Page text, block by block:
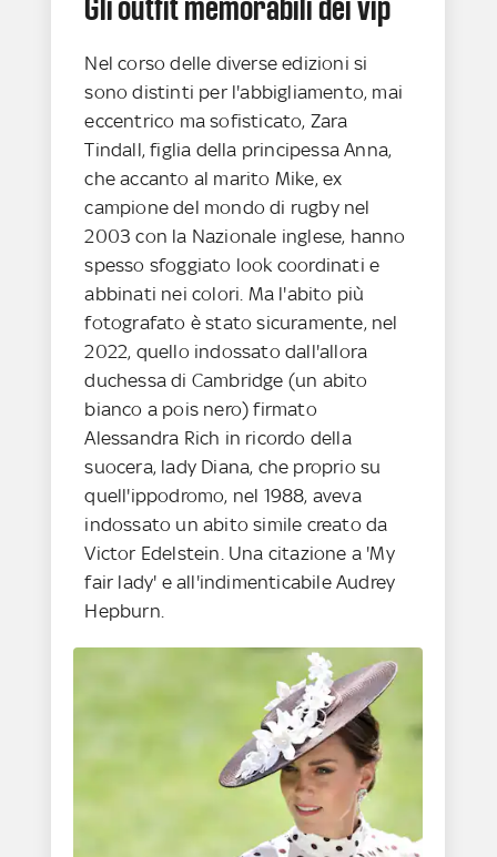
Nel corso delle diverse edizioni si
sono distinti per l'abbigliamento, mai
eccentrico ma sofisticato, Zara
Tindall, figlia della principessa Anna,
che accanto al marito Mike, ex
campione del mondo di rugby nel
2003 con la Nazionale inglese, hanno
spesso sfoggiato look coordinati e
abbinati nei colori. Ma l'abito più
fotografato è stato sicuramente, nel
2022, quello indossato dall'allora
duchessa di Cambridge (un abito
bianco a pois nero) firmato
Alessandra Rich in ricordo della
suocera, lady Diana, che proprio su
quell'ippodromo, nel 1988, aveva
indossato un abito simile creato da
Victor Edelstein. Una citazione a 'My
fair lady' e all'indimenticabile Audrey
Hepburn.